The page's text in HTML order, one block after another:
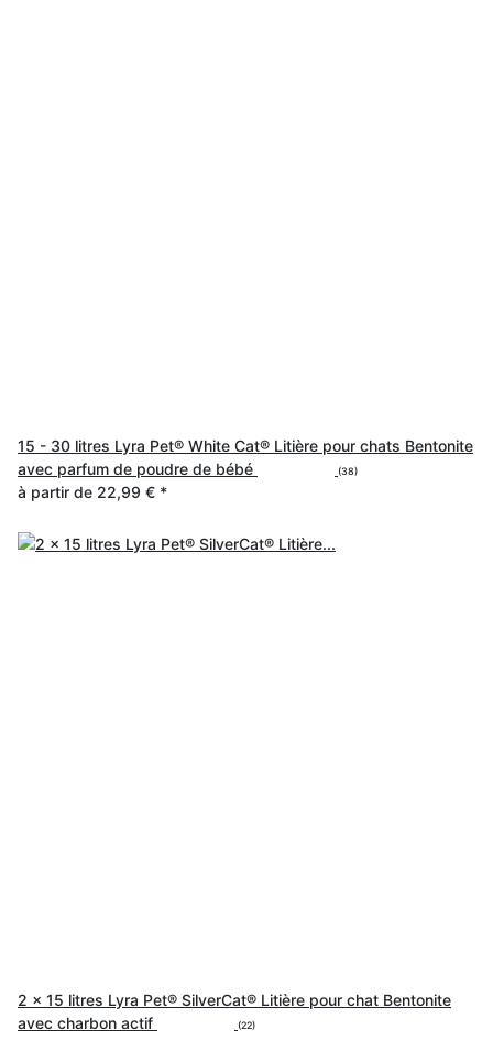
15 - 30 litres Lyra Pet® White Cat® Litière pour chats Bentonite
avec parfum de poudre de bébé
(38)
à partir de 22,99 € *
2 x 15 litres Lyra Pet® SilverCat® Litière pour chat Bentonite
avec charbon actif
(22)